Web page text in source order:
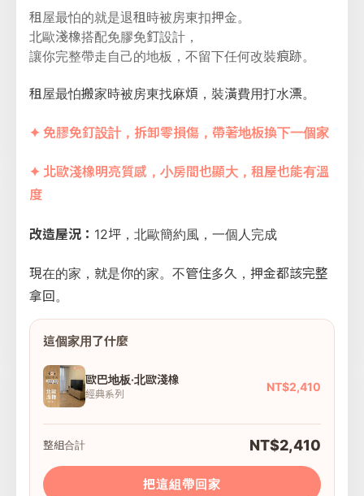
租屋最怕的就是退租時被房東扣押金。
北歐淺橡搭配免膠免釘設計，
讓你完整帶走自己的地板，不留下任何改裝痕跡。
租屋最怕搬家時被房東找麻煩，裝潢費用打水漂。
✦ 免膠免釘設計，拆卸零損傷，帶著地板換下一個家
✦ 北歐淺橡明亮質感，小房間也顯大，租屋也能有溫
度
改造屋況： 12坪，北歐簡約風，一個人完成
現在的家，就是你的家。不管住多久，押金都該完整
拿回。
這個家用了什麼
歐巴地板·北歐淺橡
經典系列
NT$2,410
整組合計 NT$2,410
把這組帶回家